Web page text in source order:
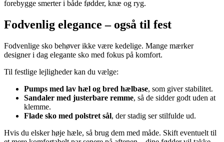
forebygge smerter i både fødder, knæ og ryg.
Fodvenlig elegance – også til fest
Fodvenlige sko behøver ikke være kedelige. Mange mærker
designer i dag elegante sko med fokus på komfort.
Til festlige lejligheder kan du vælge:
Pumps med lav hæl og bred hælbase, som giver stabilitet.
Sandaler med justerbare remme, så de sidder godt uden at
klemme.
Flade sko med polstret sål, der stadig ser stilfulde ud.
Hvis du elsker høje hæle, så brug dem med måde. Skift eventuelt til